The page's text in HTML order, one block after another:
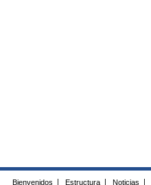
Bienvenidos Estructura Noticias